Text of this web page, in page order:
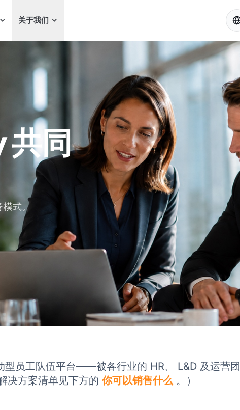
关于我们 ZH
同
式。
员工队伍平台——被各行业的 HR、 L&D 及运营团
决方案清单见下方的你可以销售什么 。）